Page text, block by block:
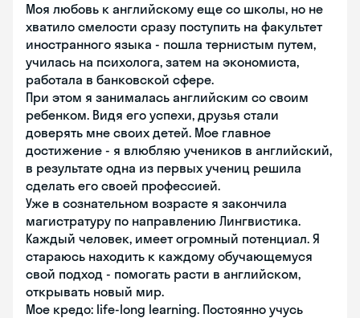
Моя любовь к английскому еще со школы, но не
хватило смелости сразу поступить на факультет
иностранного языка - пошла тернистым путем,
училась на психолога, затем на экономиста,
работала в банковской сфере.
При этом я занималась английским со своим
ребенком. Видя его успехи, друзья стали
доверять мне своих детей. Мое главное
достижение - я влюбляю учеников в английский,
в результате одна из первых учениц решила
сделать его своей профессией.
Уже в сознательном возрасте я закончила
магистратуру по направлению Лингвистика.
Каждый человек, имеет огромный потенциал. Я
стараюсь находить к каждому обучающемуся
свой подход - помогать расти в английском,
открывать новый мир.
Мое кредо: life-long learning. Постоянно учусь